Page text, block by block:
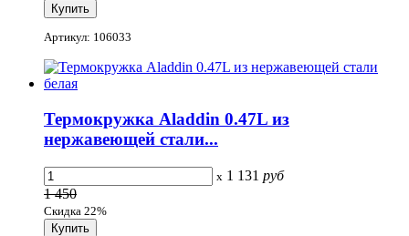
Артикул: 106033
Термокружка Aladdin 0.47L из
нержавеющей стали...
x 1 131 руб
1 450
Скидка 22%